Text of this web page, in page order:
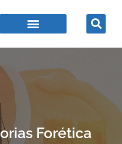
Forética